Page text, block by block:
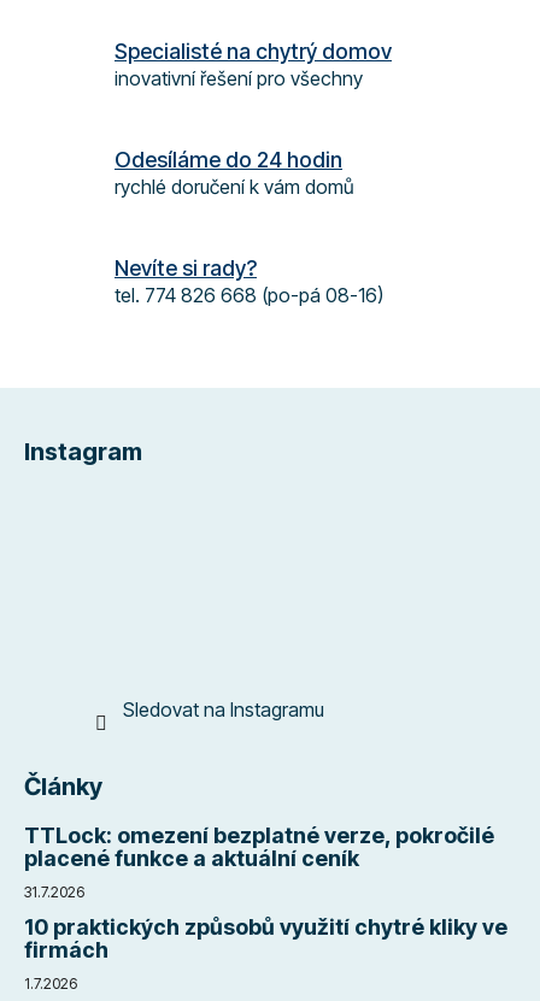
p
r
y
v
s
Specialisté na chytrý domov
inovativní řešení pro všechny
Odesíláme do 24 hodin
rychlé doručení k vám domů
Nevíte si rady?
tel. 774 826 668 (po-pá 08-16)
Instagram
Sledovat na Instagramu
Články
TTLock: omezení bezplatné verze, pokročilé
placené funkce a aktuální ceník
31.7.2026
10 praktických způsobů využití chytré kliky ve
firmách
1.7.2026